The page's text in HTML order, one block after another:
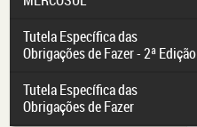
Tutela Específica das
Obrigações de Fazer - 2ª Edição
Tutela Específica das
Obrigações de Fazer